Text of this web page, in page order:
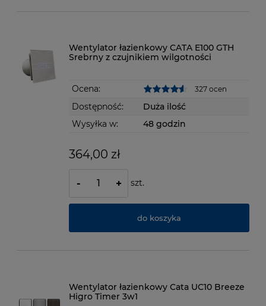
Wentylator łazienkowy CATA E100 GTH
Srebrny z czujnikiem wilgotności
Ocena: 327 ocen
Dostępność:
Duża ilość
Wysyłka w:
48 godzin
364,00 zł
- + szt.
do koszyka
Wentylator łazienkowy Cata UC10 Breeze
Higro Timer 3w1